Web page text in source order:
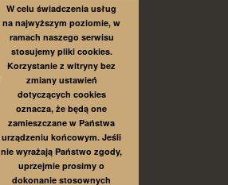
W celu świadczenia usług
na najwyższym poziomie, w
ramach naszego serwisu
stosujemy pliki cookies.
Korzystanie z witryny bez
zmiany ustawień
dotyczących cookies
oznacza, że będą one
zamieszczane w Państwa
urządzeniu końcowym. Jeśli
nie wyrażają Państwo zgody,
uprzejmie prosimy o
dokonanie stosownych